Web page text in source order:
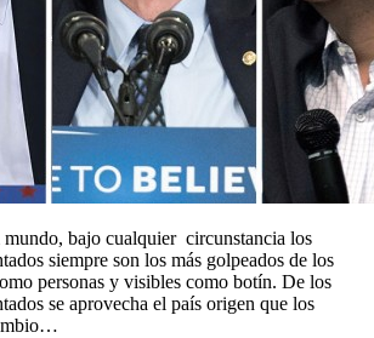
bajo cualquier circunstancia los
siempre son los más golpeados de los
personas y visibles como botín. De los
se aprovecha el país origen que los